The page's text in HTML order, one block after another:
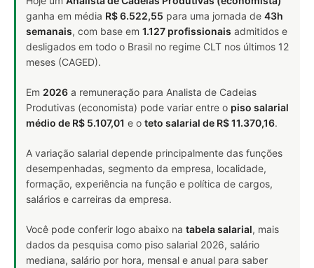
ganha em média R$ 6.522,55 para uma jornada de 43h
semanais, com base em 1.127 profissionais admitidos e
desligados em todo o Brasil no regime CLT nos últimos 12
meses (CAGED).
Em 2026 a remuneração para Analista de Cadeias
Produtivas (economista) pode variar entre o piso salarial
médio de R$ 5.107,01 e o teto salarial de R$ 11.370,16.
A variação salarial depende principalmente das funções
desempenhadas, segmento da empresa, localidade,
formação, experiência na função e política de cargos,
salários e carreiras da empresa.
Você pode conferir logo abaixo na tabela salarial, mais
dados da pesquisa como piso salarial 2026, salário
mediana, salário por hora, mensal e anual para saber